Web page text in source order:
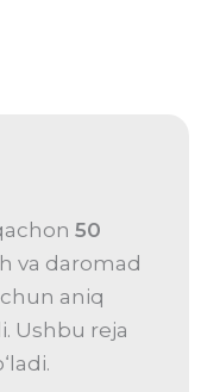
50
va daromad
aniq
Ushbu reja